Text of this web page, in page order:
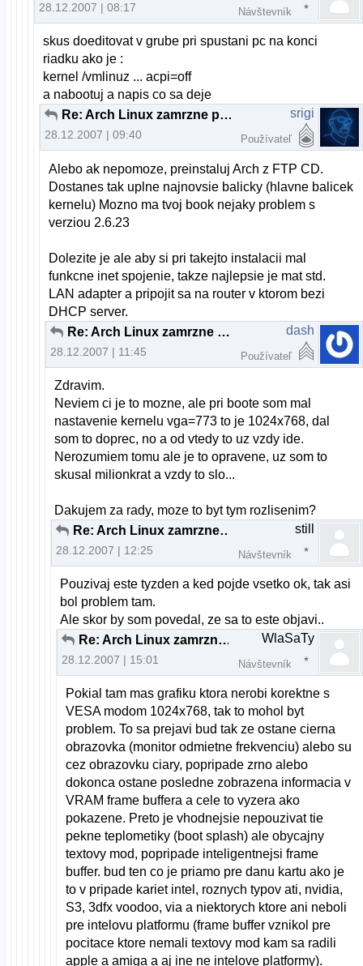
28.12.2007 | 08:17 Návštevník
skus doeditovat v grube pri spustani pc na konci
riadku ako je :
kernel /vmlinuz ... acpi=off
a nabootuj a napis co sa deje
Re: Arch Linux zamrzne pri boote
28.12.2007 | 09:40
srigi
Používateľ
Alebo ak nepomoze, preinstaluj Arch z FTP CD.
Dostanes tak uplne najnovsie balicky (hlavne balicek
kernelu) Mozno ma tvoj book nejaky problem s
verziou 2.6.23
Dolezite je ale aby si pri takejto instalacii mal
funkcne inet spojenie, takze najlepsie je mat std.
LAN adapter a pripojit sa na router v ktorom bezi
DHCP server.
Re: Arch Linux zamrzne pri boote
28.12.2007 | 11:45
dash
Používateľ
Zdravim.
Neviem ci je to mozne, ale pri boote som mal
nastavenie kernelu vga=773 to je 1024x768, dal
som to doprec, no a od vtedy to uz vzdy ide.
Nerozumiem tomu ale je to opravene, uz som to
skusal milionkrat a vzdy to slo...
Dakujem za rady, moze to byt tym rozlisenim?
Re: Arch Linux zamrzne pri boote
28.12.2007 | 12:25
still
Návštevník
Pouzivaj este tyzden a ked pojde vsetko ok, tak asi
bol problem tam.
Ale skor by som povedal, ze sa to este objavi..
Re: Arch Linux zamrzne pri boote
28.12.2007 | 15:01
WlaSaTy
Návštevník
Pokial tam mas grafiku ktora nerobi korektne s
VESA modom 1024x768, tak to mohol byt
problem. To sa prejavi bud tak ze ostane cierna
obrazovka (monitor odmietne frekvenciu) alebo su
cez obrazovku ciary, popripade zrno alebo
dokonca ostane posledne zobrazena informacia v
VRAM frame buffera a cele to vyzera ako
pokazene. Preto je vhodnejsie nepouzivat tie
pekne teplometiky (boot splash) ale obycajny
textovy mod, popripade inteligentnejsi frame
buffer. bud ten co je priamo pre danu kartu ako je
to v pripade kariet intel, roznych typov ati, nvidia,
S3, 3dfx voodoo, via a niektorych ktore ani neboli
pre intelovu platformu (frame buffer vznikol pre
pocitace ktore nemali textovy mod kam sa radili
apple a amiga a aj ine ne intelove platformy).